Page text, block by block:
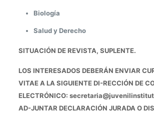
Biología
Salud y Derecho
SITUACIÓN DE REVISTA, SUPLENTE.
LOS INTERESADOS DEBERÁN ENVIAR
VITAE A LA SIGUIENTE DI-RECCIÓN DE
ELECTRÓNICO:
AD-JUNTAR DECLARACIÓN JURADA O